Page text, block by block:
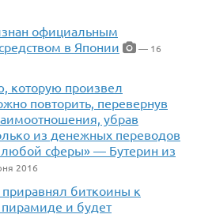
официальным
в Японии
— 16
которую произвел
повторить, перевернув
убрав
из денежных переводов
любой сферы» — Бутерин из
2016
приравнял биткоины к
и будет